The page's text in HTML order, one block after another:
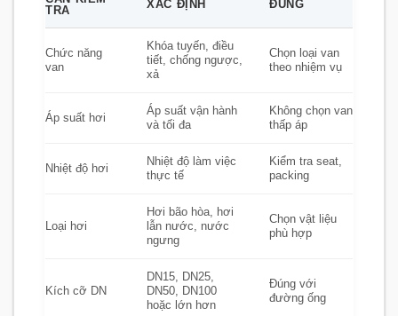
TRA
XÁC ĐỊNH ĐÚNG
Chức năng
van
Khóa tuyến, điều
tiết, chống ngược,
xả
Chọn loại van
theo nhiệm vụ
Áp suất hơi
Áp suất vận hành
và tối đa
Không chọn van
thấp áp
Nhiệt độ hơi
Nhiệt độ làm việc
thực tế
Kiểm tra seat,
packing
Loại hơi
Hơi bão hòa, hơi
lẫn nước, nước
ngưng
Chọn vật liệu
phù hợp
Kích cỡ DN
DN15, DN25,
DN50, DN100
hoặc lớn hơn
Đúng với
đường ống